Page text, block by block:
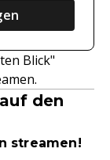
Blick"
den
streamen!